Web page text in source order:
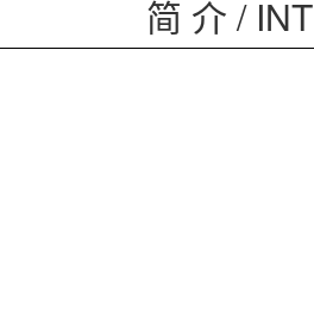
简 介 /